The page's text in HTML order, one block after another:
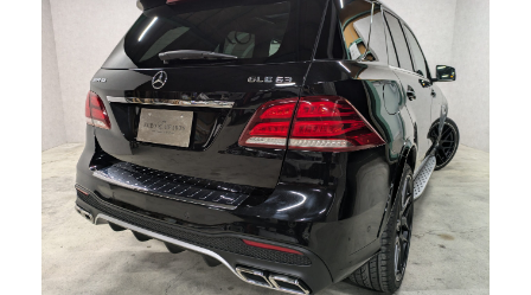
Instagram/Line/YouTube
お気軽にお問い合わせください。